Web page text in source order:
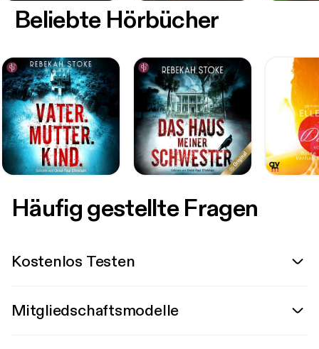
Beliebte Hörbücher
Häufig gestellte Fragen
Kostenlos Testen
Mitgliedschaftsmodelle